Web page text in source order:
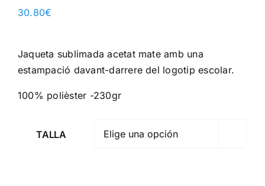
30.80€
Jaqueta sublimada acetat mate amb una
estampació davant-darrere del logotip escolar.
100% polièster -230gr
TALLA